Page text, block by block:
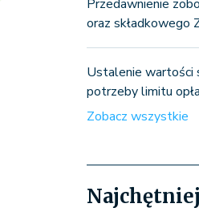
Przedawnienie
oraz składkowego
Ustalenie wartości
potrzeby limitu
Zobacz wszystkie